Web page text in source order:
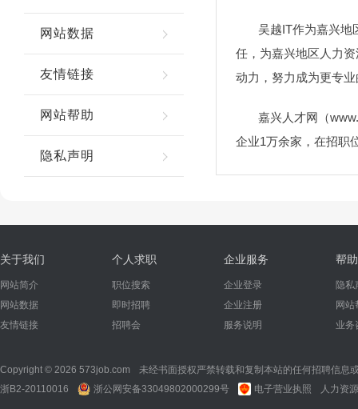
网站数据
友情链接
网站帮助
隐私声明
吴越IT作为嘉兴地区
任，为嘉兴地区人力
动力，努力成为更专
嘉兴人才网（
企业1万余家，在招职
关于我们
网站简介
网站数据
友情链接
个人求职
职位搜索
即时招聘
招聘会
企业服务
企业登录
企业注册
服务说明
帮
隐私
网站
业务
Copyright © 2026 573job.com
未经书面授权严禁转载和复制本站的任何招聘信息
浙B2-20110016
浙公网安备33049802000299号 电子营业执照 人力资